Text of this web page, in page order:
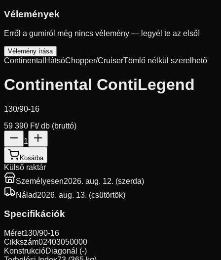
Vélemények
Erről a gumiról még nincs vélemény — legyél te az első!
Vélemény írása
Continental HátsóChopper/CruiserTömlő nélkül szerelhető
Continental ContiLegend
130/90-16
59 390 Ft/ db (bruttó)
1
Kosárba
Külső raktár
Személyesen2026. aug. 12. (szerda)
Nálad2026. aug. 13. (csütörtök)
Specifikációk
Méret130/90-16
Cikkszám02403050000
KonstrukcióDiagonál (-)